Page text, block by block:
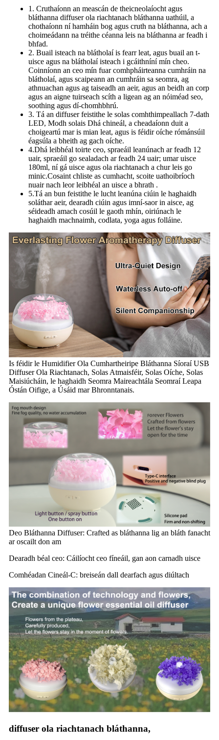
1. Cruthaíonn an meascán de theicneolaíocht agus
bláthanna diffuser ola riachtanach bláthanna uathúil, a
chothaíonn ní hamháin bog agus cruth na bláthanna, ach a
choimeádann na tréithe céanna leis na bláthanna ar feadh i
bhfad.
2. Buail isteach na blátholaí is fearr leat, agus buail an t-
uisce agus na blátholaí isteach i gcáithníní mín cheo.
Coinníonn an ceo mín fuar comhpháirteanna cumhráin na
blátholaí, agus scaipeann an cumhráin sa seomra, ag
athnuachan agus ag taiseadh an aeir, agus an beidh an corp
agus an aigne tuirseach scíth a ligean ag an nóiméad seo,
soothing agus dí-chomhbhrú.
3. Tá an diffuser feistithe le solas comhthimpeallach 7-dath
LED, Modh solais Dhá chineál, a cheadaíonn duit a
choigeartú mar is mian leat, agus is féidir oíche rómánsúil
éagsúla a bheith ag gach oíche.
4.Dhá leibhéal toirte ceo, spraeáil leanúnach ar feadh 12
uair, spraeáil go sealadach ar feadh 24 uair; umar uisce
180ml, ní gá uisce agus ola riachtanach a chur leis go
minic.Cosaint chliste as cumhacht, scoite uathoibríoch
nuair nach leor leibhéal an uisce a bhrath .
5.Tá an bun feistithe le lucht leanúna ciúin le haghaidh
soláthar aeir, dearadh ciúin agus imní-saor in aisce, ag
séideadh amach cosúil le gaoth mhín, oiriúnach le
haghaidh machnaimh, codlata, yoga agus folláine.
Is féidir le Humidifier Ola Cumhartheiripe Bláthanna Síoraí USB
Diffuser Ola Riachtanach, Solas Atmaisféir, Solas Oíche, Solas
Maisiúcháin, le haghaidh Seomra Maireachtála Seomraí Leapa
Óstán Oifige, a Úsáid mar Bhronntanais.
Deo Bláthanna Diffuser: Crafted as bláthanna lig an bláth fanacht
ar oscailt don am
Dearadh béal ceo: Cáilíocht ceo fíneáil, gan aon carnadh uisce
Comhéadan Cineál-C: breiseán dall dearfach agus diúltach
diffuser ola riachtanach bláthanna,